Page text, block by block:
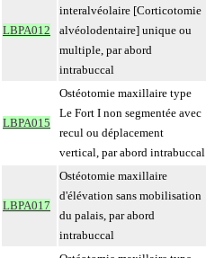
LBPA012
interalvéolaire [Corticotomie
alvéolodentaire] unique ou
multiple, par abord
intrabuccal
LBPA015
Ostéotomie maxillaire type
Le Fort I non segmentée avec
recul ou déplacement
vertical, par abord intrabuccal
LBPA017
Ostéotomie maxillaire
d'élévation sans mobilisation
du palais, par abord
intrabuccal